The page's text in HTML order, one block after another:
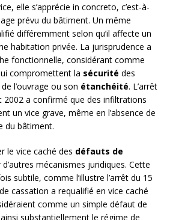
elle s’apprécie in concreto, c’est-à-
prévu du bâtiment. Un même
différemment selon qu’il affecte un
habitation privée. La jurisprudence a
fonctionnelle, considérant comme
compromettent la sécurité des
de l’ouvrage ou son étanchéité. L’arrêt
2002 a confirmé que des infiltrations
un vice grave, même en l’absence de
du bâtiment.
le vice caché des défauts de
d’autres mécanismes juridiques. Cette
subtile, comme l’illustre l’arrêt du 15
cassation a requalifié en vice caché
comme un simple défaut de
substantiellement le régime de